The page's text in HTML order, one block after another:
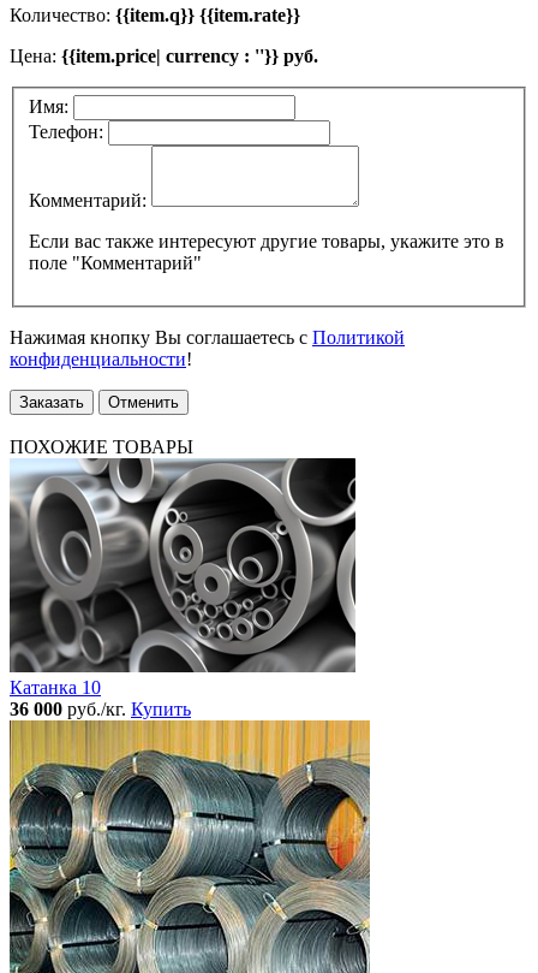
Количество: {{item.q}} {{item.rate}}
Цена: {{item.price| currency : ''}} руб.
Имя:
Телефон:
Комментарий:
Если вас также интересуют другие товары, укажите это в
поле "Комментарий"
Нажимая кнопку Вы соглашаетесь с Политикой
конфиденциальности!
Заказать Отменить
ПОХОЖИЕ ТОВАРЫ
Катанка 10
36 000 руб./кг. Купить